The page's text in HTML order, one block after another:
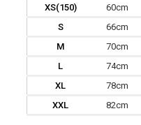
XS(150)
60cm
S
66cm
M
70cm
L
74cm
XL
78cm
XXL
82cm